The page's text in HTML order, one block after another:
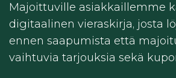
Majoittuville asiakkaillemme
digitaalinen vieraskirja, josta
ennen saapumista että
vaihtuvia tarjouksia sekä